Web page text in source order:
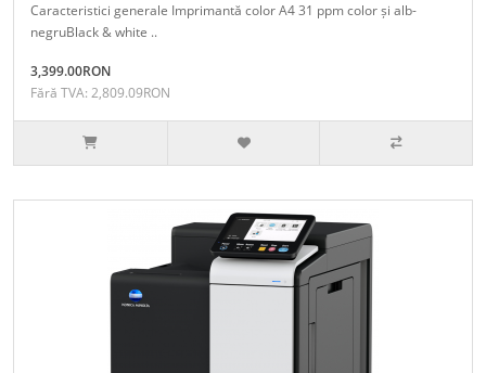
Caracteristici generale Imprimantă color A4 31 ppm color și alb-
negruBlack & white ..
3,399.00RON
Fără TVA: 2,809.09RON